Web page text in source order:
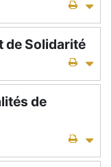
de Solidarité
de